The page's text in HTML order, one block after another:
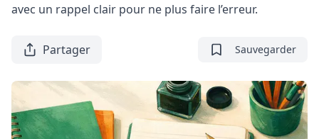
avec un rappel clair pour ne plus faire l’erreur.
Partager Sauvegarder